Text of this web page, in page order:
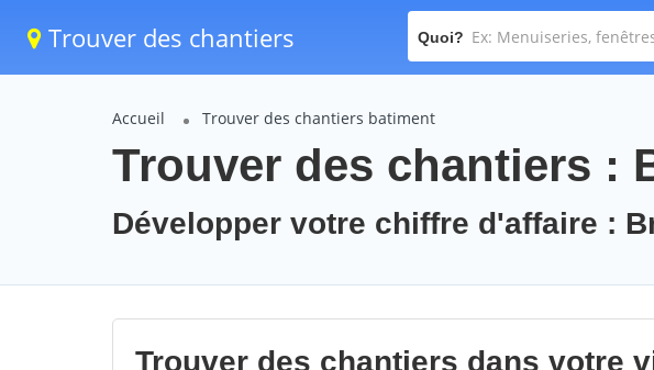
Trouver des chantiers Quoi?
Accueil Trouver des chantiers batiment
Trouver des chantiers :
Développer votre chiffre d'affaire :
Trouver des chantiers dans votre